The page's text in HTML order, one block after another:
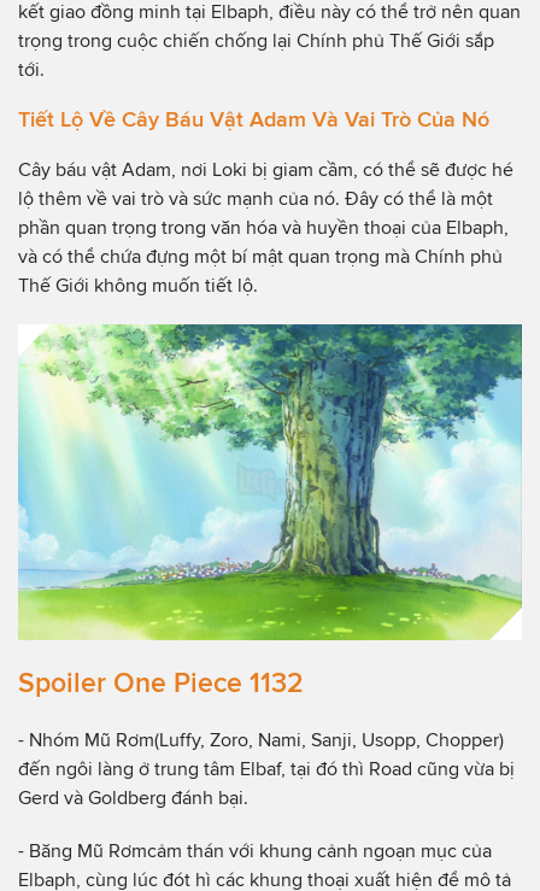
kết giao đồng minh tại Elbaph, điều này có thể trở nên quan
trọng trong cuộc chiến chống lại Chính phủ Thế Giới sắp
tới.
Tiết Lộ Về Cây Báu Vật Adam Và Vai Trò Của Nó
Cây báu vật Adam, nơi Loki bị giam cầm, có thể sẽ được hé
lộ thêm về vai trò và sức mạnh của nó. Đây có thể là một
phần quan trọng trong văn hóa và huyền thoại của Elbaph,
và có thể chứa đựng một bí mật quan trọng mà Chính phủ
Thế Giới không muốn tiết lộ.
Spoiler One Piece 1132
- Nhóm Mũ Rơm(Luffy, Zoro, Nami, Sanji, Usopp, Chopper)
đến ngôi làng ở trung tâm Elbaf, tại đó thì Road cũng vừa bị
Gerd và Goldberg đánh bại.
- Băng Mũ Rơmcảm thán với khung cảnh ngoạn mục của
Elbaph, cùng lúc đót hì các khung thoại xuất hiện để mô tả